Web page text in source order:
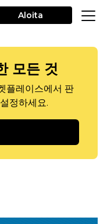
Aloita
모든 것
플레이스에서 판
정하세요.